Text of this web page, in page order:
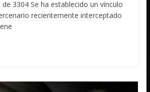
3304 Se ha establecido un vínculo
recientemente interceptado